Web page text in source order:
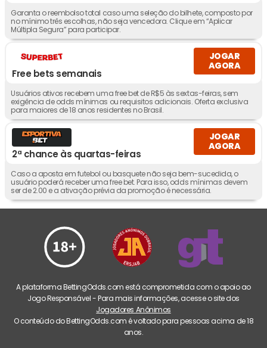
Garanta o reembolso total caso uma seleção do bilhete, composto por
no mínimo três escolhas, não seja vencedora. Clique em “Aplicar
Múltipla Segura” para participar.
Free bets semanais
JOGAR
AGORA
Usuários ativos recebem uma free bet de R$5 às sextas-feiras, sem
exigência de odds mínimas ou requisitos adicionais. Oferta exclusiva
para maiores de 18 anos residentes no Brasil.
2ª chance às quartas-feiras
JOGAR
AGORA
Caso a aposta em futebol ou basquete não seja bem-sucedida, o
usuário poderá receber uma free bet. Para isso, odds mínimas devem
ser de 2.00 e a ativação prévia da promoção é necessária.
A plataforma BettingOdds.com está comprometida com o apoio ao
Jogo Responsável - Para mais informações, acesse o site dos
Jogadores Anônimos
O conteúdo do BettingOdds.com é voltado para pessoas acima de 18
anos.